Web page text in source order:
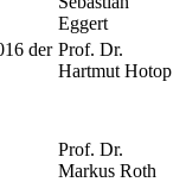
Eggert
der Prof. Dr.
Hartmut Hotop
Prof. Dr.
Markus Roth